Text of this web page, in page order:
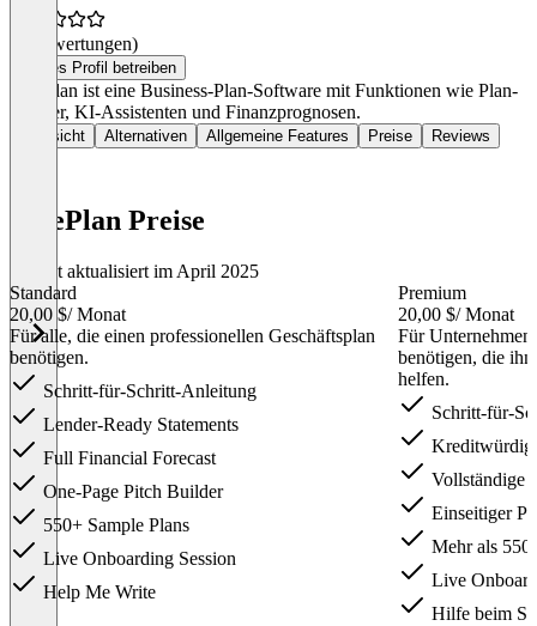
(0 Bewertungen)
Dieses Profil betreiben
LivePlan ist eine Business-Plan-Software mit Funktionen wie Plan-
Builder, KI-Assistenten und Finanzprognosen.
Übersicht Alternativen Allgemeine Features Preise Reviews
LivePlan Preise
Zuletzt aktualisiert im April 2025
Standard
20,00 $/ Monat
Für alle, die einen professionellen Geschäftsplan
benötigen.
Schritt-für-Schritt-Anleitung
Lender-Ready Statements
Full Financial Forecast
One-Page Pitch Builder
550+ Sample Plans
Live Onboarding Session
Help Me Write
Premium
20,00 $/ Monat
Für
benötigen, die
helfen.
Schritt-für-
Vollständige
Einseitiger
Mehr als 550
Live
Hilfe beim